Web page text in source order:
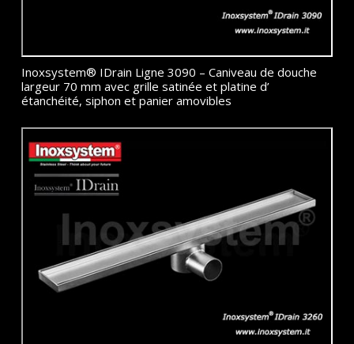
Inoxsystem® IDrain Ligne 3090 – Caniveau de douche
largeur 70 mm avec grille satinée et platine d’
étanchéité, siphon et panier amovibles